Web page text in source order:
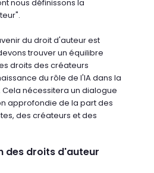
nous définissons la
du droit d'auteur est
trouver un équilibre
droits des créateurs
du rôle de l'IA dans la
nécessitera un dialogue
approfondie de la part des
des créateurs et des
des droits d'auteur